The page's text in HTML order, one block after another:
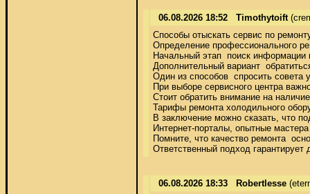
06.08.2026 18:52 Timothytoift
Способы отыскать сервис по
Определение профессионального
Начальный этап  поиск информации
Дополнительный вариант
Один из способов  спросить
При выборе сервисного центра
Стоит обратить внимание на
Тарифы ремонта холодильного
В заключение можно сказать, что
Интернет-порталы, опытные
Помните, что качество ремонта
Ответственный подход
06.08.2026 18:33 Robertlesse